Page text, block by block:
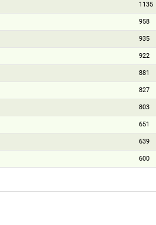
1135
958
935
922
881
827
803
651
639
600